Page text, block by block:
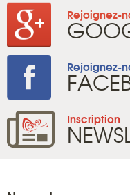
Rejoignez-
Rejoignez-
Inscription